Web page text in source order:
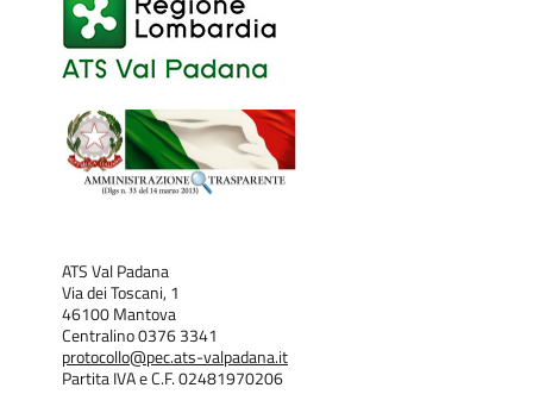
ATS Val Padana
Via dei Toscani, 1
46100 Mantova
Centralino 0376 3341
protocollo@pec.ats-valpadana.it
Partita IVA e C.F. 02481970206